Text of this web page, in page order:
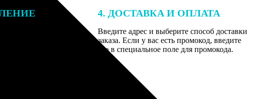
4. ДОСТАВКА И ОПЛАТА
Введите адрес и выберите способ доставки
заказа. Если у вас есть промокод, введите
его в специальное поле для промокода.